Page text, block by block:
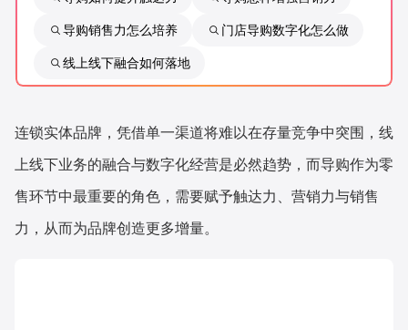
智库 产品场景库
产品更新动态
品牌消费观 行业报告
新零售资讯
导购销售力怎么培养 门店导购数字化怎么做
线上线下融合如何落地
连锁实体品牌，凭借单一渠道将难以在存量竞争中突围，线
上线下业务的融合与数字化经营是必然趋势，而导购作为零
售环节中最重要的角色，需要赋予触达力、营销力与销售
力，从而为品牌创造更多增量。